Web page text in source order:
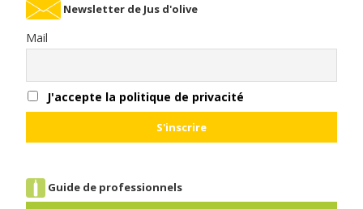
Newsletter de Jus d'olive
Mail
J'accepte la politique de privacité
Guide de professionnels